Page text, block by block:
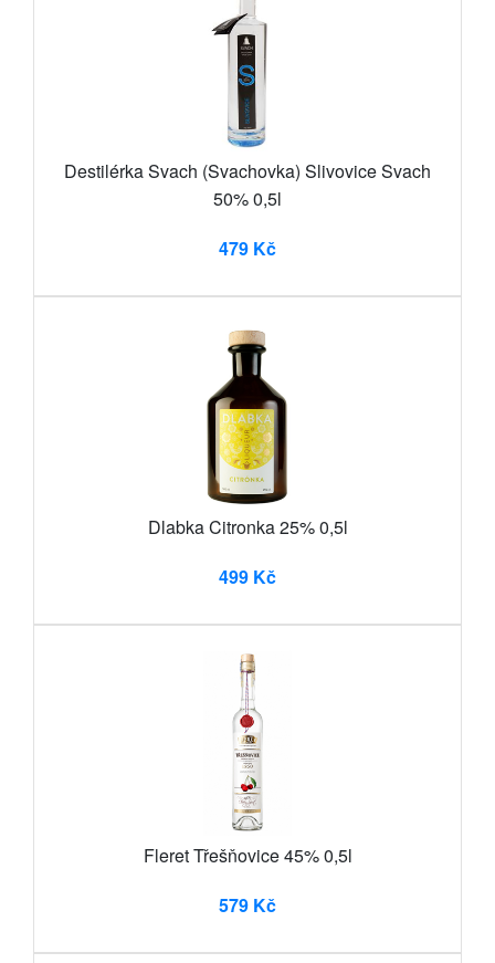
Destilérka Svach (Svachovka) Slivovice Svach
50% 0,5l
479 Kč
Dlabka Citronka 25% 0,5l
499 Kč
Fleret Třešňovice 45% 0,5l
579 Kč